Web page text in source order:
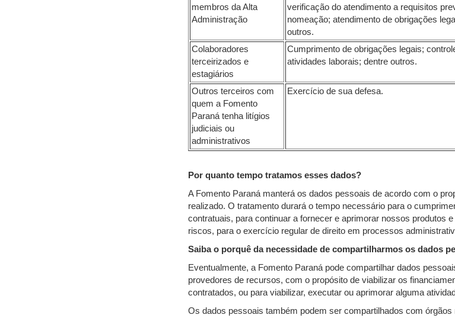
membros da Alta
Administração
verificação do atendimento a requisitos
nomeação; atendimento de obrigações
outros.
Colaboradores
terceirizados e
estagiários
Cumprimento de obrigações legais;
atividades laborais; dentre outros.
Outros terceiros com
quem a Fomento
Paraná tenha litígios
judiciais ou
administrativos
Exercício de sua defesa.
Por quanto tempo tratamos esses dados?
A Fomento Paraná manterá os dados pessoais de acordo com o
realizado. O tratamento durará o tempo necessário para o
contratuais, para continuar a fornecer e aprimorar nossos produtos
riscos, para o exercício regular de direito em processos
Saiba o porquê da necessidade de compartilharmos os dados
Eventualmente, a Fomento Paraná pode compartilhar dados
provedores de recursos, com o propósito de viabilizar os
contratados, ou para viabilizar, executar ou aprimorar alguma
Os dados pessoais também podem ser compartilhados com